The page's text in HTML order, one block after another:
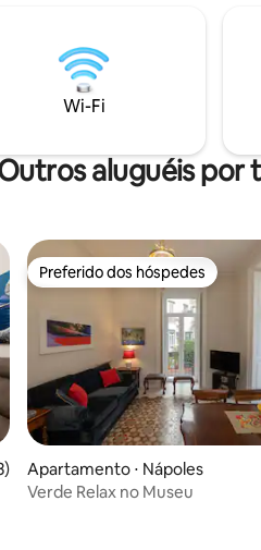
Chiaia, o funicular e o
acesso ao centro histórico, a
ilhas e aos sítios arqueológicos.
Wi-Fi
aluguéis por
avaliação média de 5, 13
Preferido dos hóspedes
Preferido dos hóspedes
Apartamento ⋅ Nápoles
Verde Relax no Museu